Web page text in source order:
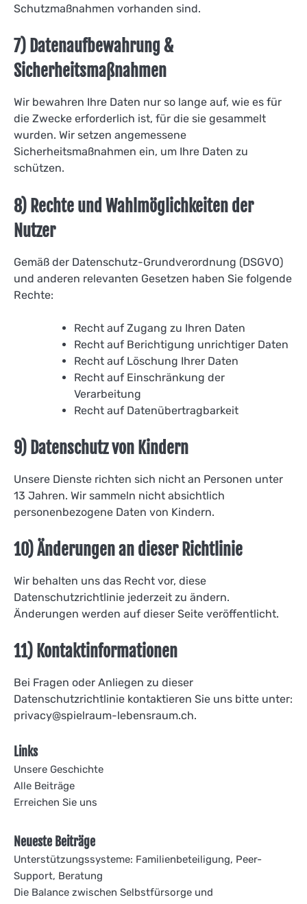
Schutzmaßnahmen vorhanden sind.
7) Datenaufbewahrung &
Sicherheitsmaßnahmen
Wir bewahren Ihre Daten nur so lange auf, wie es für
die Zwecke erforderlich ist, für die sie gesammelt
wurden. Wir setzen angemessene
Sicherheitsmaßnahmen ein, um Ihre Daten zu
schützen.
8) Rechte und Wahlmöglichkeiten der
Nutzer
Gemäß der Datenschutz-Grundverordnung (DSGVO)
und anderen relevanten Gesetzen haben Sie folgende
Rechte:
Recht auf Zugang zu Ihren Daten
Recht auf Berichtigung unrichtiger Daten
Recht auf Löschung Ihrer Daten
Recht auf Einschränkung der
Verarbeitung
Recht auf Datenübertragbarkeit
9) Datenschutz von Kindern
Unsere Dienste richten sich nicht an Personen unter
13 Jahren. Wir sammeln nicht absichtlich
personenbezogene Daten von Kindern.
10) Änderungen an dieser Richtlinie
Wir behalten uns das Recht vor, diese
Datenschutzrichtlinie jederzeit zu ändern.
Änderungen werden auf dieser Seite veröffentlicht.
11) Kontaktinformationen
Bei Fragen oder Anliegen zu dieser
Datenschutzrichtlinie kontaktieren Sie uns bitte unter:
privacy@spielraum-lebensraum.ch.
Links
Unsere Geschichte
Alle Beiträge
Erreichen Sie uns
Neueste Beiträge
Unterstützungssysteme: Familienbeteiligung, Peer-
Support, Beratung
Die Balance zwischen Selbstfürsorge und